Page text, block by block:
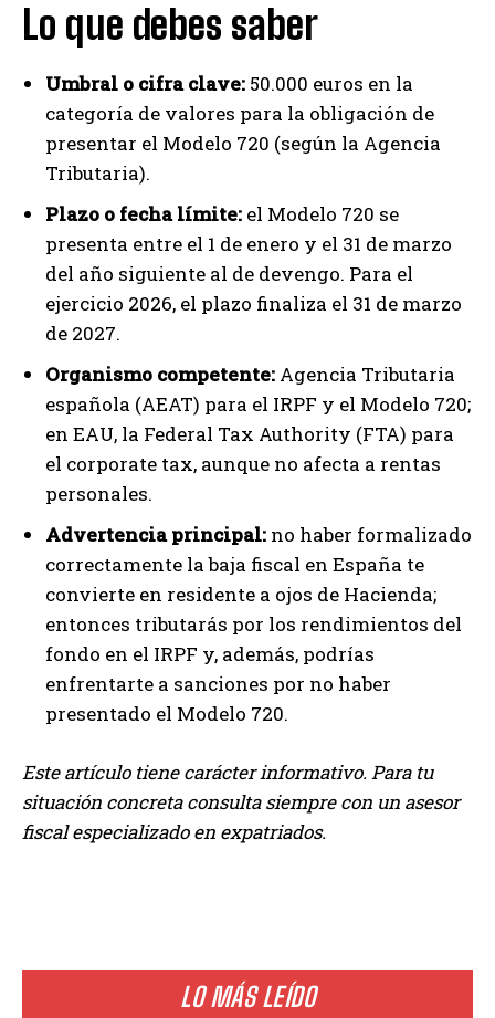
LO MÁS LEÍDO
Lo que debes saber
Umbral o cifra clave: 50.000 euros en la
categoría de valores para la obligación de
presentar el Modelo 720 (según la Agencia
Tributaria).
Plazo o fecha límite: el Modelo 720 se
presenta entre el 1 de enero y el 31 de marzo
del año siguiente al de devengo. Para el
ejercicio 2026, el plazo finaliza el 31 de marzo
de 2027.
Organismo competente: Agencia Tributaria
española (AEAT) para el IRPF y el Modelo 720;
en EAU, la Federal Tax Authority (FTA) para
el corporate tax, aunque no afecta a rentas
personales.
Advertencia principal: no haber formalizado
correctamente la baja fiscal en España te
convierte en residente a ojos de Hacienda;
entonces tributarás por los rendimientos del
fondo en el IRPF y, además, podrías
enfrentarte a sanciones por no haber
presentado el Modelo 720.
Este artículo tiene carácter informativo. Para tu
situación concreta consulta siempre con un asesor
fiscal especializado en expatriados.